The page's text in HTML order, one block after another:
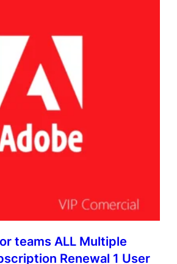
teams ALL Multiple
Renewal 1 User